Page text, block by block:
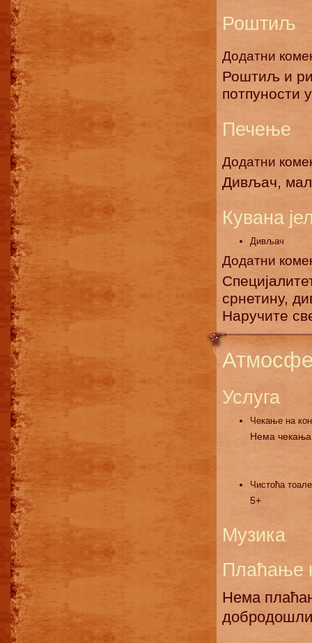
Роштиљ
Додатни
Роштиљ и
потпуности
Печење
Додатни
Дивљач,
Кувана
Дивљач
Додатни
срнетину,
Наручите
Услуга
Чекање на
Нема чекања
Чистоћа
5+
Музика
Плаћање
Нема